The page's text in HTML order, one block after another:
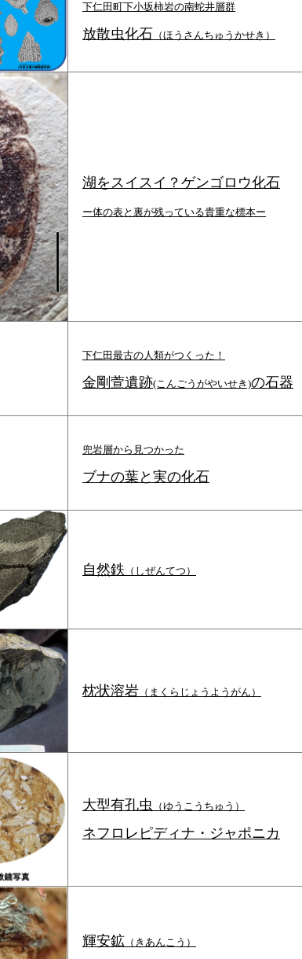
下仁田町下小坂柿岩の南蛇井層群
放散虫化石 （ほうさんちゅうかせき）
湖をスイスイ？ゲンゴロウ化石
ー体の表と裏が残っている貴重な標本ー
下仁田最古の人類がつくった！
金剛萱遺跡(こんごうがやいせき)の石器
兜岩層から見つかった
ブナの葉と実の化石
自然鉄 （しぜんてつ）
枕状溶岩 （まくらじょうようがん）
大型有孔虫 （ゆうこうちゅう）
ネフロレピディナ・ジャポニカ
輝安鉱 （きあんこう）